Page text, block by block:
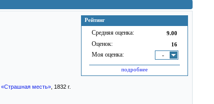
Рейтинг
Средняя оценка: 9.00
Оценок: 16
Моя оценка: -
подробнее
«Страшная месть», 1832 г.